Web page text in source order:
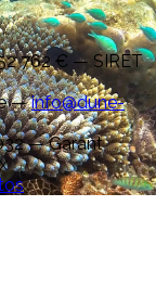
762 € — SIRET
—info@dune-
— Garant